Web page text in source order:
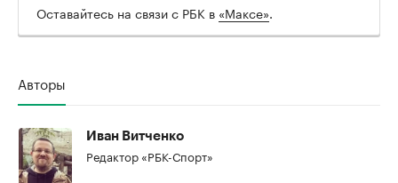
Оставайтесь на связи с РБК в «Максе».
Авторы
Иван Витченко
Редактор «РБК-Спорт»